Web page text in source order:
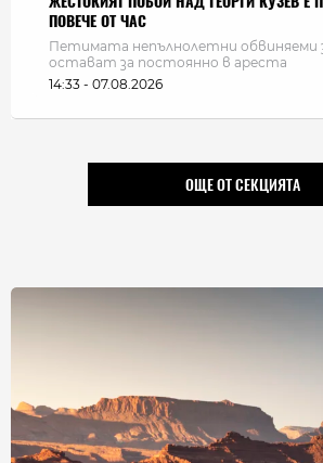
ПОВЕЧЕ ОТ ЧАС
Петимата непълнолетни обвиняеми
остават за постоянно в ареста
14:33 - 07.08.2026
ОЩЕ ОТ СЕКЦИЯТА